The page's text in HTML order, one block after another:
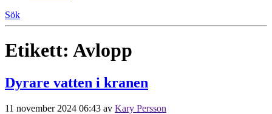
Sök
Etikett: Avlopp
Dyrare vatten i kranen
11 november 2024 06:43 av Kary Persson